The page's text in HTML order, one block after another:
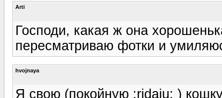
Arti
Господи, какая ж она
пересматриваю фотки и
hvojnaya
Я свою (покойную :ridaju: )